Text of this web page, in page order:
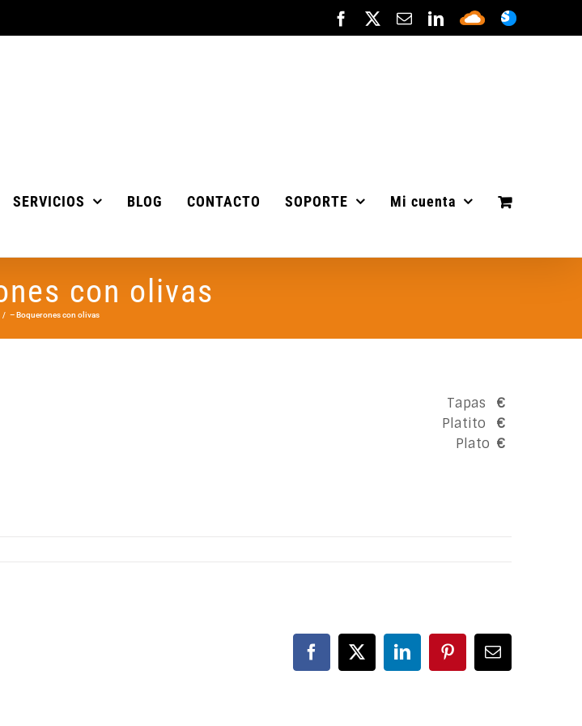
Facebook
X
Correo
electrónico
LinkedIn
Sepa
Cloud
SERVICIOS BLOG CONTACTO SOPORTE Mi cuenta
con olivas
– Boquerones con olivas
Tapas
€
Platito
€
Plato €
Facebook
X LinkedInPinterestCorreo
electrónico